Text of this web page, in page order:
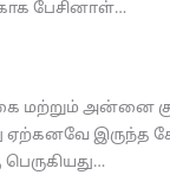
பேசினாள்…
மற்றும் அன்னை
ஏற்கனவே இருந்த